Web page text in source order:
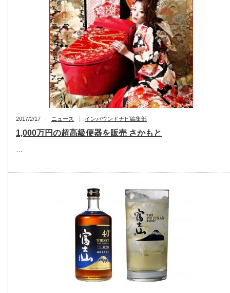
2017/2/17 ニュース インバウンドナビ編集部
1,000万円の超高級便器を販売 さかもと